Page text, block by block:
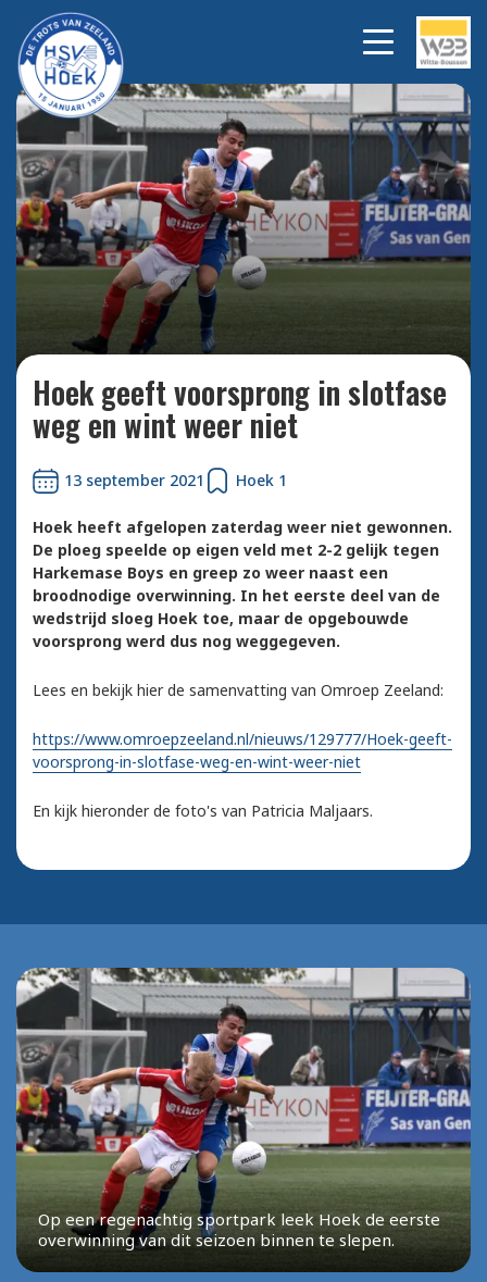
Op een regenachtig sportpark
leek Hoek de eerste
overwinning van dit seizoen
binnen te slepen.
Bekijk
alle
foto's
Hoek geeft voorsprong in slotfase
weg en wint weer niet
13 september 2021 Hoek 1
Hoek heeft afgelopen zaterdag weer niet gewonnen.
De ploeg speelde op eigen veld met 2-2 gelijk tegen
Harkemase Boys en greep zo weer naast een
broodnodige overwinning. In het eerste deel van de
wedstrijd sloeg Hoek toe, maar de opgebouwde
voorsprong werd dus nog weggegeven.
Lees en bekijk hier de samenvatting van Omroep Zeeland:
https://www.omroepzeeland.nl/nieuws/129777/Hoek-geeft-
voorsprong-in-slotfase-weg-en-wint-weer-niet
En kijk hieronder de foto's van Patricia Maljaars.
Op een regenachtig sportpark leek Hoek de eerste
overwinning van dit seizoen binnen te slepen.